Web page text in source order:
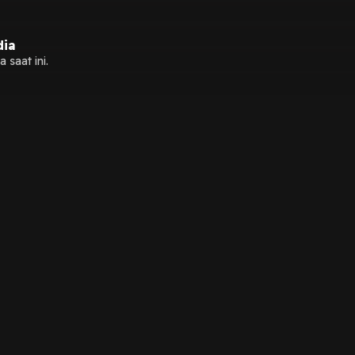
saat ini.